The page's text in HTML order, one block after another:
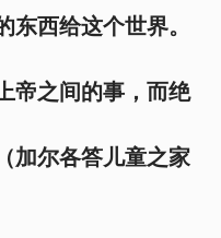
西给这个世界。
帝之间的事，而绝
加尔各答儿童之家